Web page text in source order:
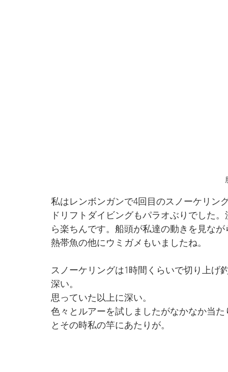
私はレンボンガンで4回目のスノーケリン
ドリフトダイビングもパラオぶりでした
ら楽ちんです。船頭が私達の動きを見な
熱帯魚の他にウミガメもいましたね。
スノーケリングは1時間くらいで切り上げ
深い。
思っていた以上に深い。
色々とルアーを試しましたがなかなか当た
とその時私の竿にあたりが。